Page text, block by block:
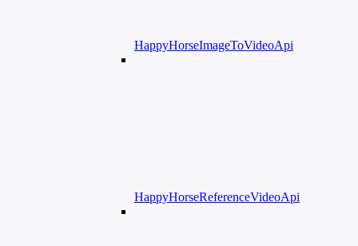
HappyHorseImageToVideoApi
HappyHorseReferenceVideoApi